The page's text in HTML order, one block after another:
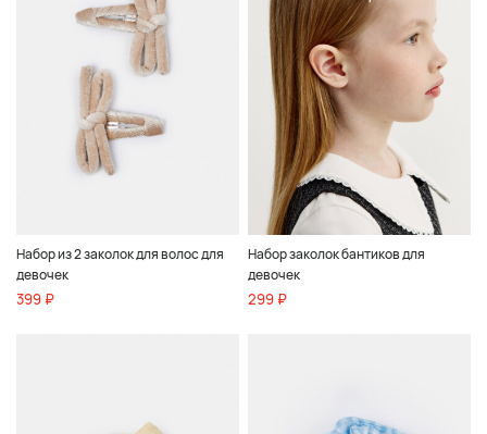
Набор из 2 заколок для волос для
девочек
399 ₽
Набор заколок бантиков для
девочек
299 ₽